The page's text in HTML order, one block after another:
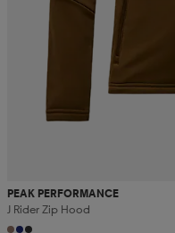
PEAK PERFORMANCE
J Rider Zip Hood